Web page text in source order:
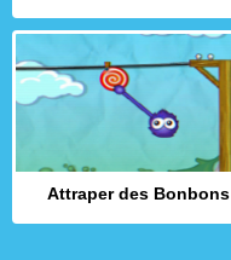
Attraper des Bonbons